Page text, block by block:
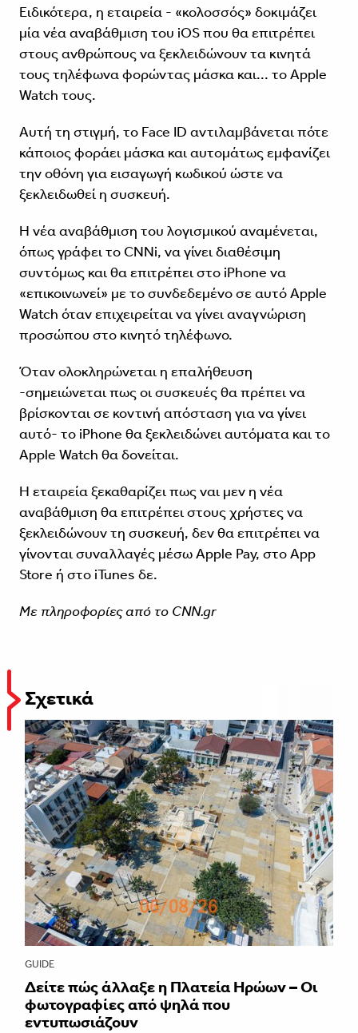
Ειδικότερα, η εταιρεία - «κολοσσός» δοκιμάζει
μία νέα αναβάθμιση του iOS που θα επιτρέπει
στους ανθρώπους να ξεκλειδώνουν τα κινητά
τους τηλέφωνα φορώντας μάσκα και... το Apple
Watch τους.
Αυτή τη στιγμή, το Face ID αντιλαμβάνεται πότε
κάποιος φοράει μάσκα και αυτομάτως εμφανίζει
την οθόνη για εισαγωγή κωδικού ώστε να
ξεκλειδωθεί η συσκευή.
Η νέα αναβάθμιση του λογισμικού αναμένεται,
όπως γράφει το CNNi, να γίνει διαθέσιμη
συντόμως και θα επιτρέπει στο iPhone να
«επικοινωνεί» με το συνδεδεμένο σε αυτό Apple
Watch όταν επιχειρείται να γίνει αναγνώριση
προσώπου στο κινητό τηλέφωνο.
Όταν ολοκληρώνεται η επαλήθευση
-σημειώνεται πως οι συσκευές θα πρέπει να
βρίσκονται σε κοντινή απόσταση για να γίνει
αυτό- το iPhone θα ξεκλειδώνει αυτόματα και το
Apple Watch θα δονείται.
Η εταιρεία ξεκαθαρίζει πως ναι μεν η νέα
αναβάθμιση θα επιτρέπει στους χρήστες να
ξεκλειδώνουν τη συσκευή, δεν θα επιτρέπει να
γίνονται συναλλαγές μέσω Apple Pay, στο App
Store ή στο iTunes δε.
Με πληροφορίες από το CNN.gr
Σχετικά
GUIDE
Δείτε πώς άλλαξε η Πλατεία Ηρώων – Οι
φωτογραφίες από ψηλά που
εντυπωσιάζουν